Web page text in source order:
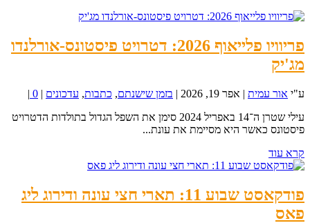
פריוויו פלייאוף 2026: דטרויט פיסטונס-אורלנדו
מג'יק
ע"י אור עמית | אפר 19, 2026 | בזמן שישנתם, כתבות, עדכונים |
0
|
עילי שטרן ה־14 באפריל 2024 סימן את השפל הגדול בתולדות הדטרויט
פיסטונס כאשר היא מסיימת את עונת...
קרא עוד
פודקאסט שבוע 11: תארי חצי עונה ודירוג ליג
פאס